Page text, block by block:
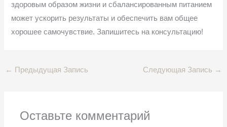
здоровым образом жизни и сбалансированным питанием
может ускорить результаты и обеспечить вам общее
хорошее самочувствие. Запишитесь на консультацию!
← Предыдущая Запись Следующая Запись →
Оставьте комментарий